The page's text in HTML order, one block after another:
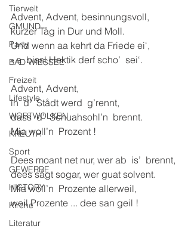
Tierwelt
GMUND
Party
BAD WIESSEE
Freizeit
Lifestyle
WORTWOLKEN
KREUTH
Sport
GEWERBE
HISTORY
Kirche
Literatur
Advent, Advent, besinnungsvoll,
kurzer Tåg in Dur und Moll.
Und wenn aa kehrt da Friede ei‘,
- a  bissl Hektik derf scho’  sei‘.
Advent, Advent,
in  d’  Stådt werd  g’rennt,
dass  d’  Schuahsohl’n  brennt.
Mia woll’n  Prozent !
Dees moant net nur, wer ab  is’  brennt,
dees sågt sogar, wer guat solvent.
Mia woll’n  Prozente allerweil,
weil Prozente ... dee san geil !